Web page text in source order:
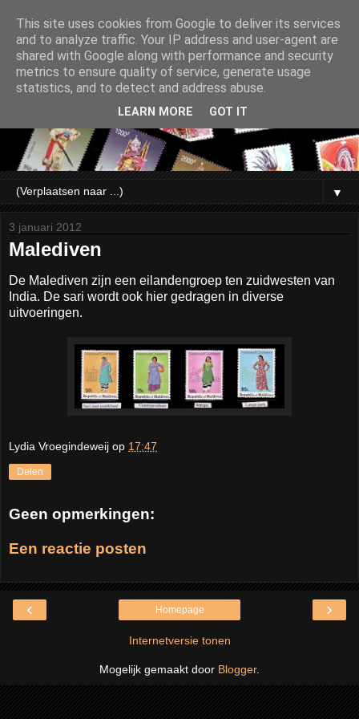
▼
3 januari 2012
Malediven
De Malediven zijn een eilandengroep ten zuidwesten van
India. De sari wordt ook hier gedragen in diverse
uitvoeringen.
Lydia Vroegindeweij op 17:47
Delen
Geen opmerkingen:
Een reactie posten
‹ ›
Homepage
Internetversie tonen
Mogelijk gemaakt door Blogger.
This site uses cookies from Google to deliver its services
and to analyze traffic. Your IP address and user-agent are
shared with Google along with performance and security
metrics to ensure quality of service, generate usage
statistics, and to detect and address abuse.
LEARN MORE GOT IT